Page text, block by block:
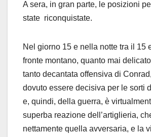
A sera, in gran parte, le posizioni
state riconquistate.
Nel giorno 15 e nella notte tra il 15
fronte montano, quanto mai
tanto decantata offensiva di
dovuto essere decisiva per le sorti
e, quindi, della guerra, è
superba reazione dell’artiglieria,
nettamente quella avversaria, e la